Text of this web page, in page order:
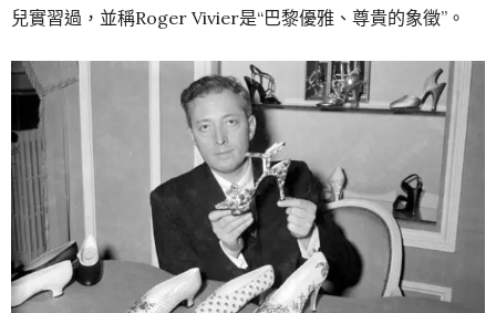
兒實習過，並稱Roger Vivier是“巴黎優雅、尊貴的象徵”。